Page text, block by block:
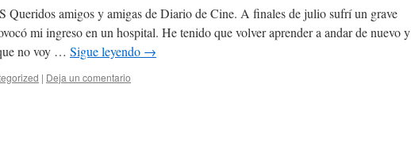
amigos y amigas de Diario de Cine. A finales de julio sufrí un grave
mi ingreso en un hospital. He tenido que volver aprender a andar de nuevo y
no voy … Sigue leyendo →
| Deja un comentario